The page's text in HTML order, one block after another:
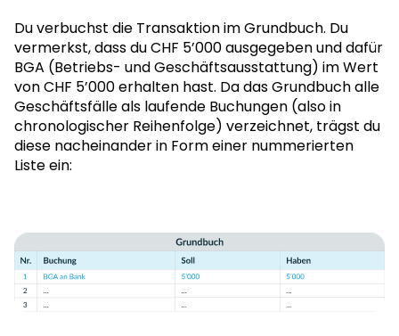
Du verbuchst die Transaktion im Grundbuch. Du
vermerkst, dass du CHF 5’000 ausgegeben und dafür
BGA (Betriebs- und Geschäftsausstattung) im Wert
von CHF 5’000 erhalten hast. Da das Grundbuch alle
Geschäftsfälle als laufende Buchungen (also in
chronologischer Reihenfolge) verzeichnet, trägst du
diese nacheinander in Form einer nummerierten
Liste ein: